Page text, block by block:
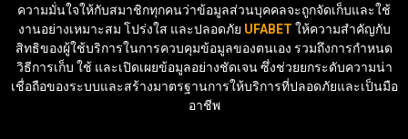
ความมั่นใจให้กับสมาชิกทุกคนว่าข้อมูลส่วนบุคคลจะถูกจัดเก็บและใช้
งานอย่างเหมาะสม โปร่งใส และปลอดภัย UFABET ให้ความสำคัญกับ
สิทธิของผู้ใช้บริการในการควบคุมข้อมูลของตนเอง รวมถึงการกำหนด
วิธีการเก็บ ใช้ และเปิดเผยข้อมูลอย่างชัดเจน ซึ่งช่วยยกระดับความน่า
เชื่อถือของระบบและสร้างมาตรฐานการให้บริการที่ปลอดภัยและเป็นมือ
อาชีพ